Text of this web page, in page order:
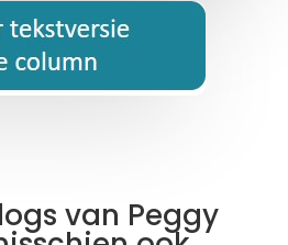
van Peggy